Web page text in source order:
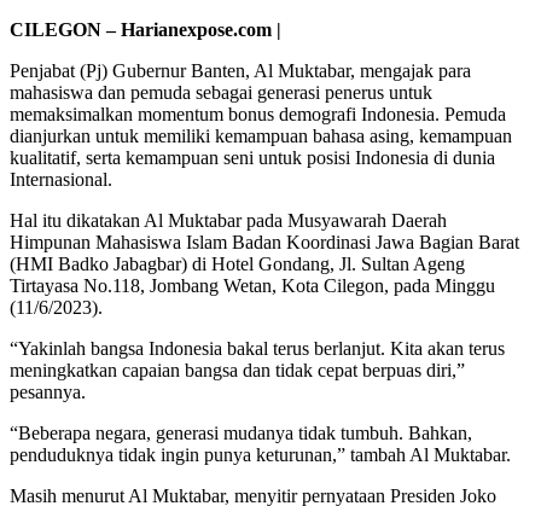
CILEGON – Harianexpose.com |
Penjabat (Pj) Gubernur Banten, Al Muktabar, mengajak para
mahasiswa dan pemuda sebagai generasi penerus untuk
memaksimalkan momentum bonus demografi Indonesia. Pemuda
dianjurkan untuk memiliki kemampuan bahasa asing, kemampuan
kualitatif, serta kemampuan seni untuk posisi Indonesia di dunia
Internasional.
Hal itu dikatakan Al Muktabar pada Musyawarah Daerah
Himpunan Mahasiswa Islam Badan Koordinasi Jawa Bagian Barat
(HMI Badko Jabagbar) di Hotel Gondang, Jl. Sultan Ageng
Tirtayasa No.118, Jombang Wetan, Kota Cilegon, pada Minggu
(11/6/2023).
“Yakinlah bangsa Indonesia bakal terus berlanjut. Kita akan terus
meningkatkan capaian bangsa dan tidak cepat berpuas diri,”
pesannya.
“Beberapa negara, generasi mudanya tidak tumbuh. Bahkan,
penduduknya tidak ingin punya keturunan,” tambah Al Muktabar.
Masih menurut Al Muktabar, menyitir pernyataan Presiden Joko